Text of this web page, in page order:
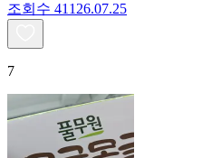
조회수 411 26.07.25
7